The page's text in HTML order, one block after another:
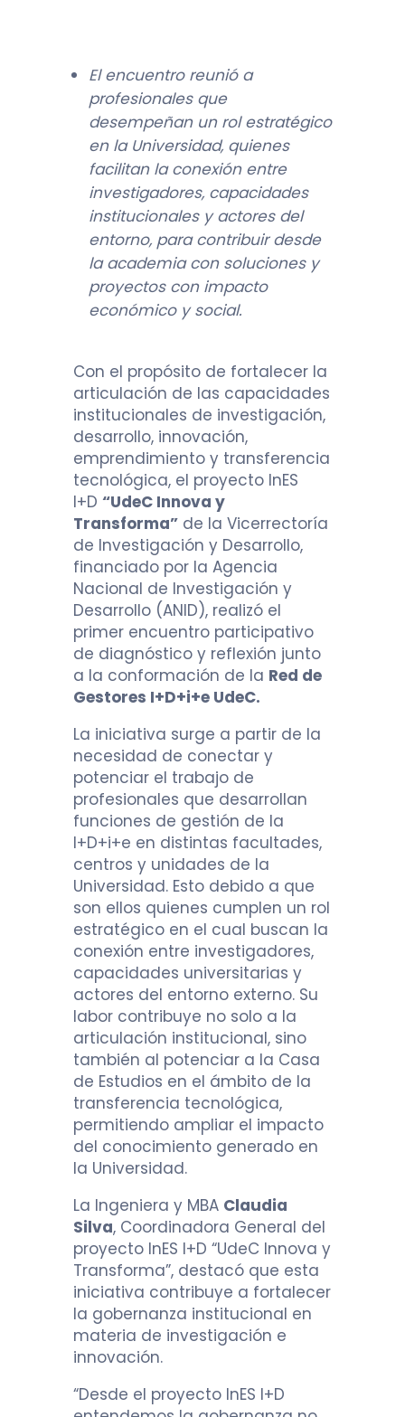
El encuentro reunió a
profesionales que
desempeñan un rol estratégico
en la Universidad, quienes
facilitan la conexión entre
investigadores, capacidades
institucionales y actores del
entorno, para contribuir desde
la academia con soluciones y
proyectos con impacto
económico y social.
Con el propósito de fortalecer la
articulación de las capacidades
institucionales de investigación,
desarrollo, innovación,
emprendimiento y transferencia
tecnológica, el proyecto InES
I+D “UdeC Innova y
Transforma”de la Vicerrectoría
de Investigación y Desarrollo,
financiado por la Agencia
Nacional de Investigación y
Desarrollo (ANID), realizó el
primer encuentro participativo
de diagnóstico y reflexión junto
a la conformación de la Red de
Gestores I+D+i+e UdeC.
La iniciativa surge a partir de la
necesidad de conectar y
potenciar el trabajo de
profesionales que desarrollan
funciones de gestión de la
I+D+i+e en distintas facultades,
centros y unidades de la
Universidad. Esto debido a que
son ellos quienes cumplen un rol
estratégico en el cual buscan la
conexión entre investigadores,
capacidades universitarias y
actores del entorno externo. Su
labor contribuye no solo a la
articulación institucional, sino
también al potenciar a la Casa
de Estudios en el ámbito de la
transferencia tecnológica,
permitiendo ampliar el impacto
del conocimiento generado en
la Universidad.
La Ingeniera y MBA Claudia
Silva, Coordinadora General del
proyecto InES I+D “UdeC Innova y
Transforma”, destacó que esta
iniciativa contribuye a fortalecer
la gobernanza institucional en
materia de investigación e
innovación.
“Desde el proyecto InES I+D